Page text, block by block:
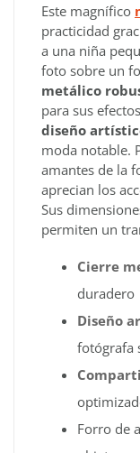
Este magnífico
practicidad
a una niña
foto sobre un
metálico
para sus
diseño
moda notable.
amantes de la
aprecian los
Sus
permiten un
Cierre
duradero
Diseño
fotógrafa
Forro de